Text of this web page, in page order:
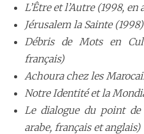
L’Être et l’Autre (1998,
Jérusalem la Sainte (1998)
Débris de Mots en
français)
Achoura chez les
Notre Identité et la
Le dialogue du point
arabe, français et anglais)